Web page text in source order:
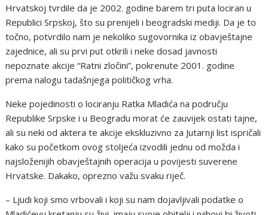
Hrvatskoj tvrdile da je 2002. godine barem tri puta lociran u
Republici Srpskoj, što su prenijeli i beogradski mediji. Da je to
točno, potvrdilo nam je nekoliko sugovornika iz obavještajne
zajednice, ali su prvi put otkrili i neke dosad javnosti
nepoznate akcije “Ratni zločini”, pokrenute 2001. godine
prema nalogu tadašnjega političkog vrha.
Neke pojedinosti o lociranju Ratka Mladića na području
Republike Srpske i u Beogradu morat će zauvijek ostati tajne,
ali su neki od aktera te akcije ekskluzivno za Jutarnji list ispričali
kako su početkom ovog stoljeća izvodili jednu od možda i
najsloženijih obavještajnih operacija u povijesti suverene
Hrvatske. Dakako, oprezno važu svaku riječ.
– Ljudi koji smo vrbovali i koji su nam dojavljivali podatke o